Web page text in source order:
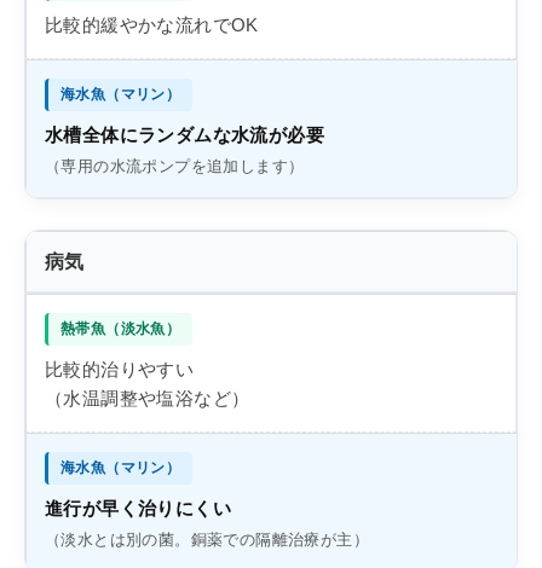
比較的緩やかな流れでOK
水槽全体にランダムな水流が必要
（専用の水流ポンプを追加します）
病気
比較的治りやすい
（水温調整や塩浴など）
進行が早く治りにくい
（淡水とは別の菌。銅薬での隔離治療が主）